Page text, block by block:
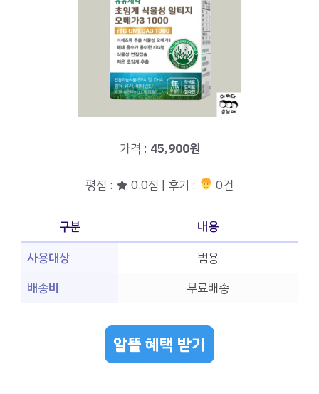
가격 : 45,900원
평점 : ★ 0.0점 | 후기 : 0건
구분
내용
사용대상
범용
배송비
무료배송
알뜰 혜택 받기